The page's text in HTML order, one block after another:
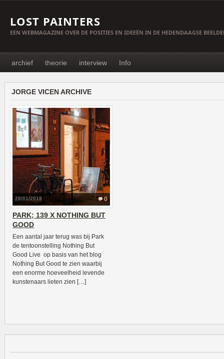
LOST PAINTERS
EEN WEBMAGAZINE OVER DE POSITIES EN IDEEËN IN DE HEDENDAAGSE
archief theorie interview Info
JORGE VICEN ARCHIVE
0
28/01/2018
PARK; 139 X NOTHING BUT
GOOD
Een aantal jaar terug was bij Park
de tentoonstelling Nothing But
Good Live op basis van het blog
Nothing But Good te zien waarbij
een enorme hoeveelheid levende
kunstenaars lieten zien […]